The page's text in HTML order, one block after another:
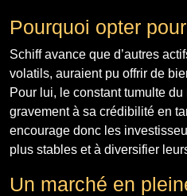
Pourquoi opter
Schiff avance que d’autres
volatils, auraient pu offrir de
Pour lui, le constant tumulte
gravement à sa crédibilité en
encourage donc les
plus stables et à diversifier
Un marché en